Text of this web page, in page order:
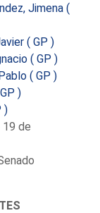
Jimena (
( GP )
( GP )
( GP )
)
)
19 de